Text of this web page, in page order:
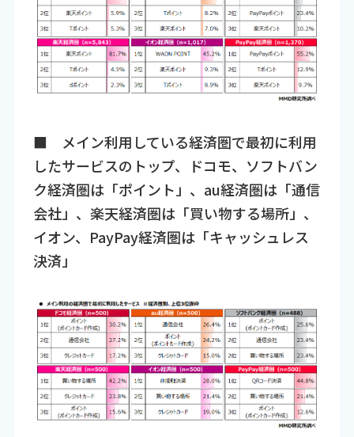
■ メイン利用している経済圏で最初に利用
したサービスのトップ、ドコモ、ソフトバン
ク経済圏は「ポイント」、au経済圏は「通信
会社」、楽天経済圏は「買い物する場所」、
イオン、PayPay経済圏は「キャッシュレス
決済」